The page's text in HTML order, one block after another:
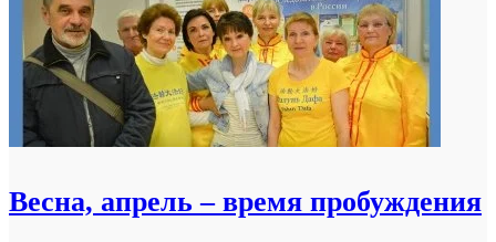
Весна, апрель – время пробуждения